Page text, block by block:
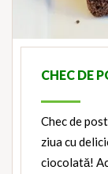
CHEC DE
Chec de
ziua cu
ciocolată!